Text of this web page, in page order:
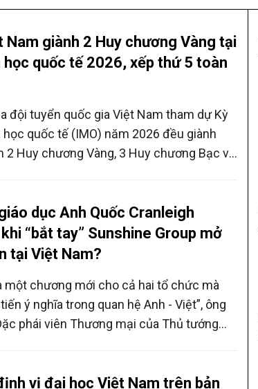
Nam giành 2 Huy chương Vàng tại
học quốc tế 2026, xếp thứ 5 toàn
đội tuyển quốc gia Việt Nam tham dự Kỳ
quốc tế (IMO) năm 2026 đều giành
2 Huy chương Vàng, 3 Huy chương Bạc và
dục Anh Quốc Cranleigh
“bắt tay” Sunshine Group mở
tại Việt Nam?
một chương mới cho cả hai tổ chức mà
ý nghĩa trong quan hệ Anh - Việt”, ông
phái viên Thương mại của Thủ tướng
cấp đầu tiên tại KĐT Ciputra.
vị đại học Việt Nam trên bản